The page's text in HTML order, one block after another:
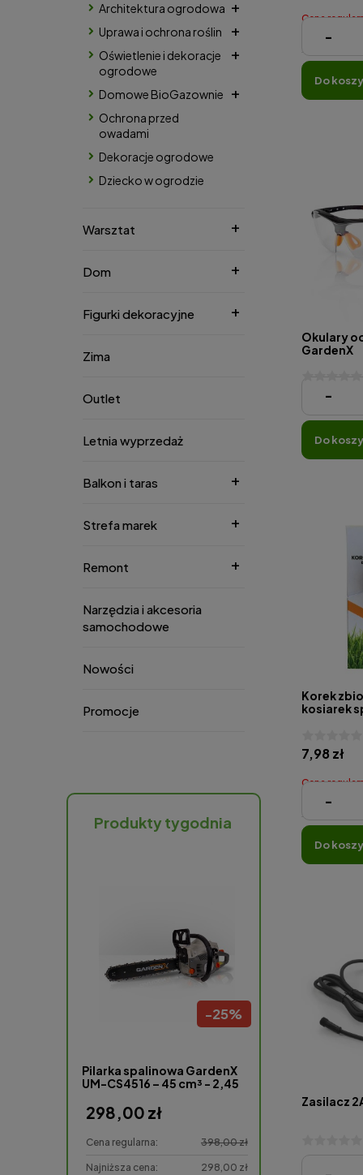
Architektura ogrodowa
Uprawa i ochrona roślin
Oświetlenie i dekoracje
ogrodowe
Domowe BioGazownie
Ochrona przed
owadami
Dekoracje ogrodowe
Dziecko w ogrodzie
Warsztat
Dom
Figurki dekoracyjne
Zima
Outlet
Letnia wyprzedaż
Balkon i taras
Strefa marek
Remont
Narzędzia i akcesoria
samochodowe
Nowości
Promocje
Produkty tygodnia
-25%
Pilarka spalinowa GardenX
UM-CS4516 – 45 cm³ - 2,45
298,00 zł
Cena regularna: 398,00 zł
Najniższa cena: 298,00 zł
399,00 zł
Cena
Najniższa cena:
-
do
Okulary
GardenX
14,90 zł
-
do
Korek
kosiarek
7,98 zł
Cena
Najniższa cena:
-
do
Zasilacz